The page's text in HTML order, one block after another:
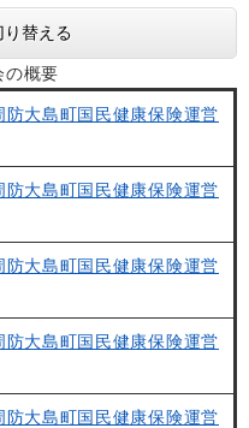
替える
の概要
大島町国民健康保険運営
大島町国民健康保険運営
大島町国民健康保険運営
大島町国民健康保険運営
大島町国民健康保険運営